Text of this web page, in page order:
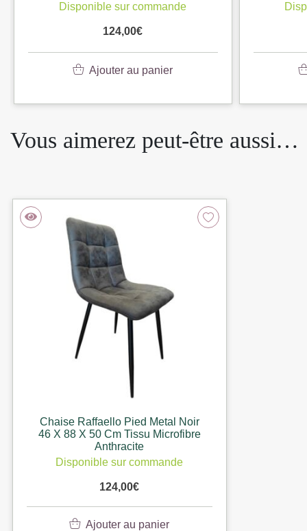
Disponible sur commande
124,00€
Ajouter au panier
Vous aimerez peut-être aussi…
Chaise Raffaello Pied Metal Noir
46 X 88 X 50 Cm Tissu Microfibre
Anthracite
Disponible sur commande
124,00€
Ajouter au panier